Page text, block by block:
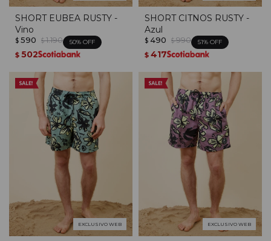
SHORT EUBEA RUSTY -
Vino
$ 590 $ 1.190 50
$ 502
SHORT CITNOS RUSTY -
Azul
$ 490 $ 990 51
$ 417
EXCLUSIVO WEB EXCLUSIVO WEB